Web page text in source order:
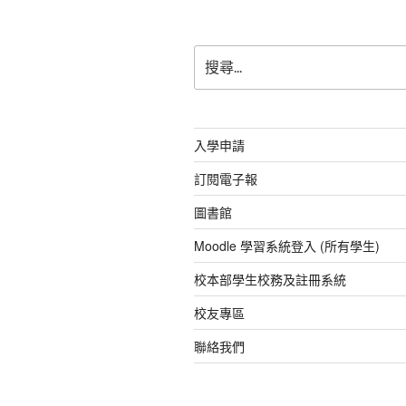
o
k
p er
尋
關
字:
入學申請
訂閱電子報
圖書館
Moodle 學習系統登入 (所有學生)
校本部學生校務及註冊系統
校友專區
聯絡我們